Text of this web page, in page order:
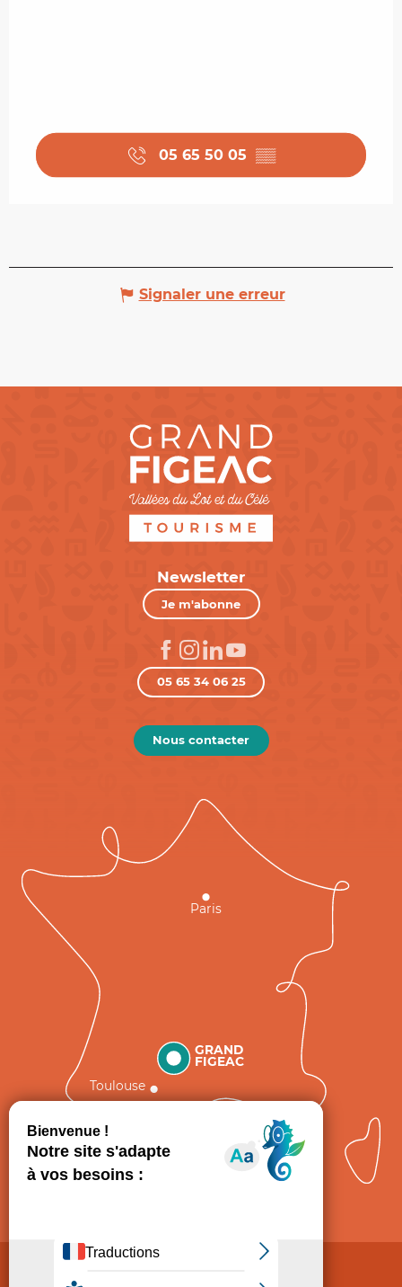
05 65 50 05 ▒▒
Signaler une erreur
Newsletter
Je m'abonne
05 65 34 06 25
Nous contacter
GRAND
FIGEAC
Toulouse
Paris